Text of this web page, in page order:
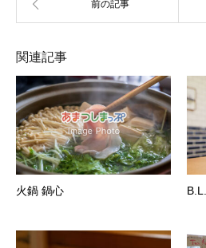
関連記事
火鍋 鍋心